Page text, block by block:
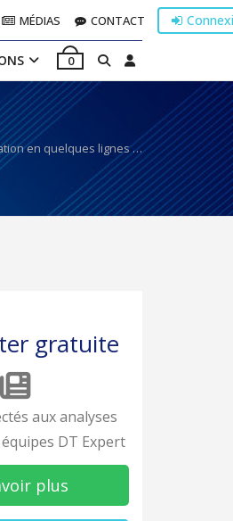
0
MÉDIAS CONTACT
en quelques lignes …
gratuite
aux analyses
DT Expert
plus